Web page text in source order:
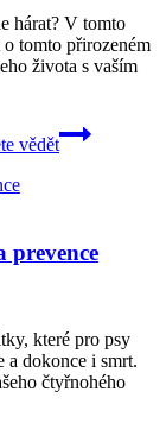
hárat? V tomto
tomto přirozeném
života s vaším
vědět
prevence
které pro psy
a dokonce i smrt.
čtyřnohého